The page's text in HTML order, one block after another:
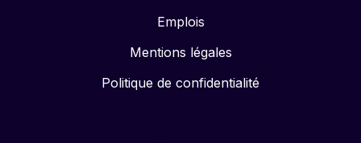
Emplois
Mentions légales
Politique de confidentialité